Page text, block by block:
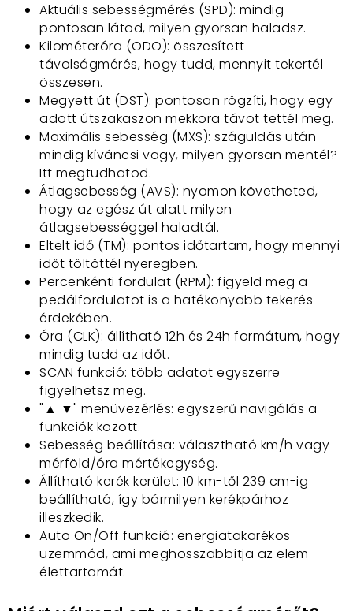
Aktuális sebességmérés (SPD): mindig
pontosan látod, milyen gyorsan haladsz.
Kilométeróra (ODO): összesített
távolságmérés, hogy tudd, mennyit tekertél
összesen.
Megyett út (DST): pontosan rögzíti, hogy egy
adott útszakaszon mekkora távot tettél meg.
Maximális sebesség (MXS): száguldás után
mindig kíváncsi vagy, milyen gyorsan mentél?
Itt megtudhatod.
Átlagsebesség (AVS): nyomon követheted,
hogy az egész út alatt milyen
átlagsebességgel haladtál.
Eltelt idő (TM): pontos időtartam, hogy mennyi
időt töltöttél nyeregben.
Percenkénti fordulat (RPM): figyeld meg a
pedálfordulatot is a hatékonyabb tekerés
érdekében.
Óra (CLK): állítható 12h és 24h formátum, hogy
mindig tudd az időt.
SCAN funkció: több adatot egyszerre
figyelhetsz meg.
"▲ ▼" menüvezérlés: egyszerű navigálás a
funkciók között.
Sebesség beállítása: választható km/h vagy
mérföld/óra mértékegység.
Állítható kerék kerület: 10 km-től 239 cm-ig
beállítható, így bármilyen kerékpárhoz
illeszkedik.
Auto On/Off funkció: energiatakarékos
üzemmód, ami meghosszabbítja az elem
élettartamát.